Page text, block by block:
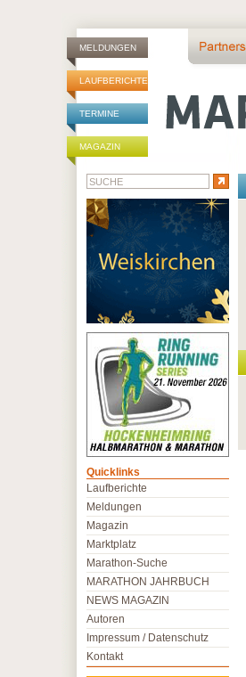
MELDUNGEN
LAUFBERICHTE
TERMINE
MAGAZIN
Quicklinks
Laufberichte
Meldungen
Magazin
Marktplatz
Marathon-Suche
MARATHON JAHRBUCH
NEWS MAGAZIN
Autoren
Impressum / Datenschutz
Kontakt